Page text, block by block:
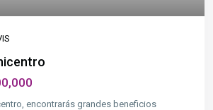
encontrarás grandes beneficios